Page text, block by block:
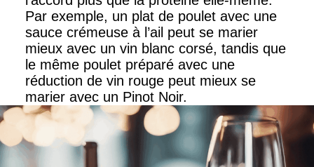
Par exemple, un plat de poulet avec une
sauce crémeuse à l’ail peut se marier
mieux avec un vin blanc corsé, tandis que
le même poulet préparé avec une
réduction de vin rouge peut mieux se
marier avec un Pinot Noir.